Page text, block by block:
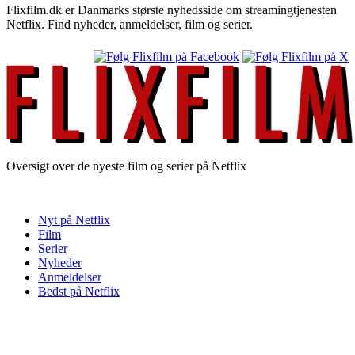
Flixfilm.dk er Danmarks største nyhedsside om streamingtjenesten
Netflix. Find nyheder, anmeldelser, film og serier.
Oversigt over de nyeste film og serier på Netflix
Nyt på Netflix
Film
Serier
Nyheder
Anmeldelser
Bedst på Netflix